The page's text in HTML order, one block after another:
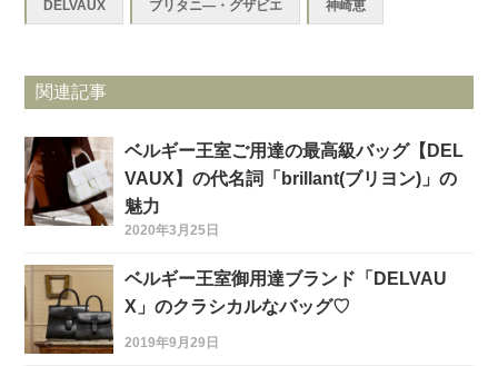
DELVAUX ブリタニ―・グザビエ 神崎恵
関連記事
ベルギー王室ご用達の最高級バッグ【DEL
VAUX】の代名詞「brillant(ブリヨン)」の
魅力
2020年3月25日
ベルギー王室御用達ブランド「DELVAU
X」のクラシカルなバッグ♡
2019年9月29日